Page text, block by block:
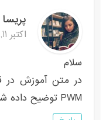
پریسا
اکتبر 11, 2018 در 12:23 ق.ظ
سلام
در متن آموزش
PWM توضیح داده شده است. مطالعه کنید.